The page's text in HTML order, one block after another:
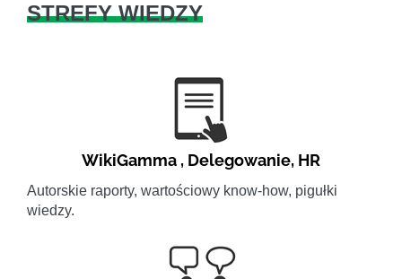
STREFY WIEDZY
WikiGamma , Delegowanie, HR
Autorskie raporty, wartościowy know-how, pigułki
wiedzy.